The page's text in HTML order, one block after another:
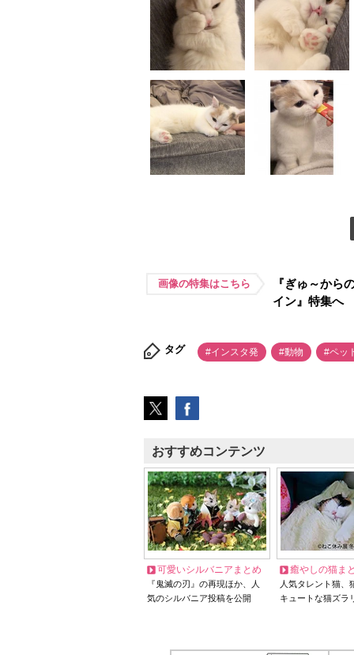
画像の特集はこちら
『ぎゅ～から
イン』特集へ
タグ #インスタ発 #動物 #ペッ
おすすめコンテンツ
可愛いシルバニアまとめ
『鬼滅の刃』の再現ほか、人
気のシルバニア投稿を公開
癒やしの猫ま
人気タレント猫
キュートな猫ズラ